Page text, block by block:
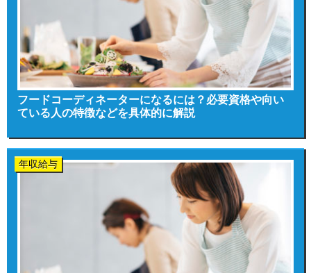
フードコーディネーターになるには？必要資格や向い
ている人の特徴などを具体的に解説
年収給与